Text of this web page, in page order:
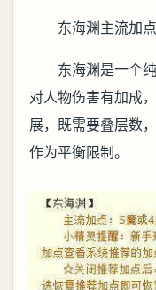
东海渊主流加
东海渊是一个
对人物伤害有加成
展，既需要叠层数
作为平衡限制。